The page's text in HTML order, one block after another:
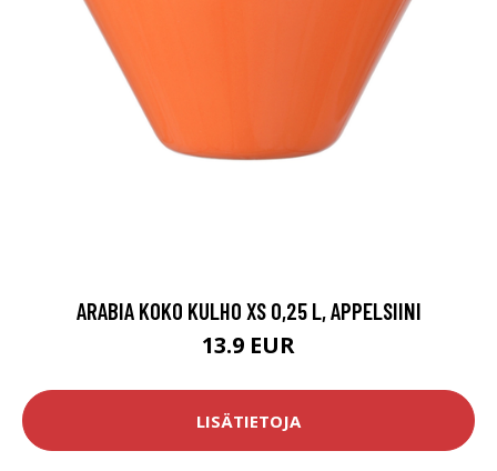
ARABIA KOKO KULHO XS 0,25 L, APPELSIINI
13.9 EUR
LISÄTIETOJA